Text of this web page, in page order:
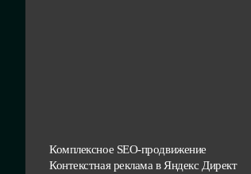
Комплексное SEO-продвижение
Контекстная реклама в Яндекс Директ